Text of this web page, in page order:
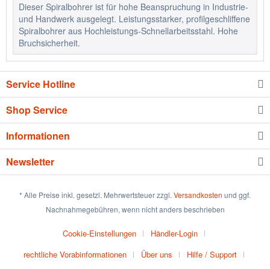
Dieser Spiralbohrer ist für hohe Beanspruchung in Industrie-
und Handwerk ausgelegt. Leistungsstarker, profilgeschliffene
Spiralbohrer aus Hochleistungs-Schnellarbeitsstahl. Hohe
Bruchsicherheit.
Service Hotline
Shop Service
Informationen
Newsletter
* Alle Preise inkl. gesetzl. Mehrwertsteuer zzgl. Versandkosten und ggf.
Nachnahmegebühren, wenn nicht anders beschrieben
Cookie-Einstellungen
Händler-Login
rechtliche Vorabinformationen
Über uns
Hilfe / Support